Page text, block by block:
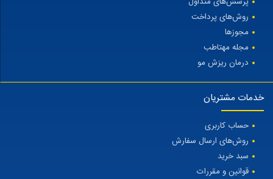
روش‌های پرداخت
مجوزها
مجله مهتاطب
درمان ریزش مو
خدمات مشتریان
حساب کاربری
روش‌های ارسال سفارش
سبد خرید
قوانین و مقررات